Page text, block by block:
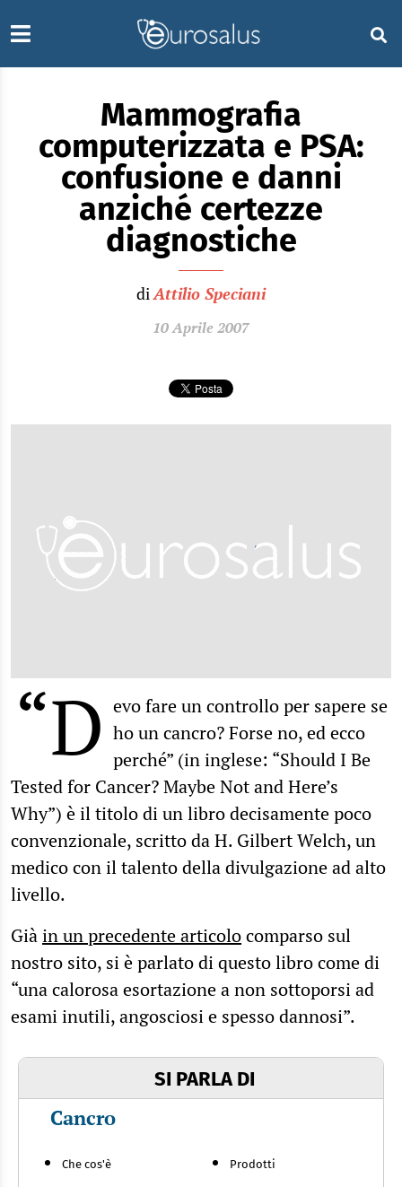
Mammografia
computerizzata e PSA:
confusione e danni
anziché certezze
diagnostiche
diAttilio Speciani
10 Aprile 2007
“D evo fare un controllo per sapere se
ho un cancro? Forse no, ed ecco
perché” (in inglese: “Should I Be
Tested for Cancer? Maybe Not and Here’s
Why”) è il titolo di un libro decisamente poco
convenzionale, scritto da H. Gilbert Welch, un
medico con il talento della divulgazione ad alto
livello.
Giàin un precedente articolocomparso sul
nostro sito, si è parlato di questo libro come di
“una calorosa esortazione a non sottoporsi ad
esami inutili, angosciosi e spesso dannosi”.
SI PARLA DI
Cancro
Che cos'è Prodotti